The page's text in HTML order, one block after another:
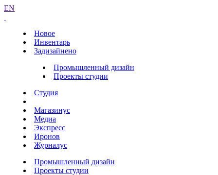
EN
Новое
Инвентарь
Задизайнено
Промышленный дизайн
Проекты студии
Студия
Магазинус
Медиа
Экспресс
Иронов
Журналус
Промышленный дизайн
Проекты студии